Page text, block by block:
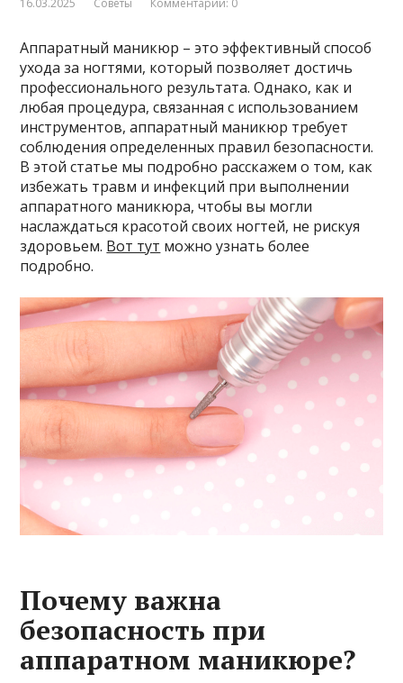
16.03.2025 Советы Комментарии: 0
Аппаратный маникюр – это эффективный способ
ухода за ногтями, который позволяет достичь
профессионального результата. Однако, как и
любая процедура, связанная с использованием
инструментов, аппаратный маникюр требует
соблюдения определенных правил безопасности.
В этой статье мы подробно расскажем о том, как
избежать травм и инфекций при выполнении
аппаратного маникюра, чтобы вы могли
наслаждаться красотой своих ногтей, не рискуя
здоровьем. Вот тут можно узнать более
подробно.
Почему важна
безопасность при
аппаратном маникюре?